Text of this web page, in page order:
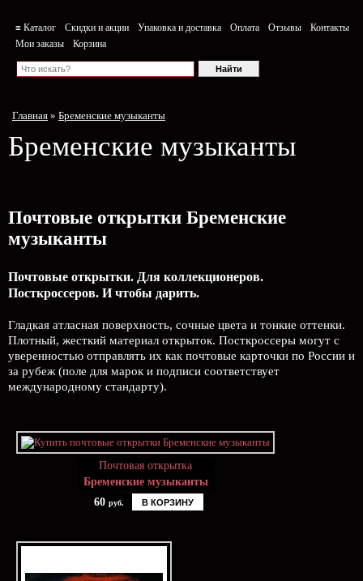
≡ Каталог Скидки и акции Упаковка и доставка Оплата Отзывы
Контакты
Мои заказы
Корзина
Главная » Бременские музыканты
Бременские музыканты
Почтовые открытки Бременские
музыканты
Почтовые открытки. Для коллекционеров.
Посткроссеров. И чтобы дарить.
Гладкая атласная поверхность, сочные цвета и тонкие оттенки.
Плотный, жесткий материал открыток. Посткроссеры могут с
уверенностью отправлять их как почтовые карточки по России и
за рубеж (поле для марок и подписи соответствует
международному стандарту).
Почтовая открытка
Бременские музыканты
60 руб. В КОРЗИНУ